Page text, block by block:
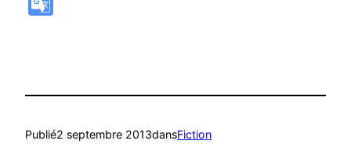
Publié2 septembre 2013dansFiction